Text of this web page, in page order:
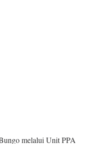
melalui Unit PPA